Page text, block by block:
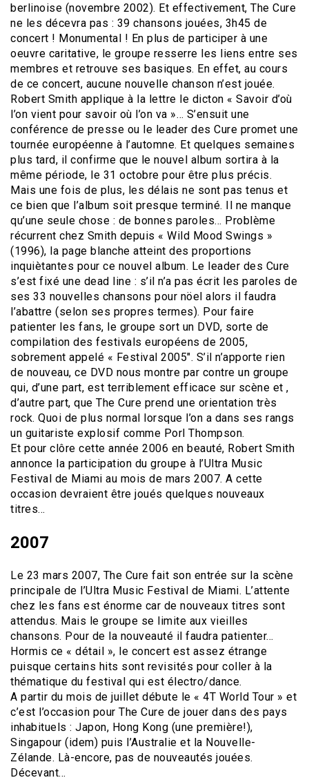
berlinoise (novembre 2002). Et effectivement, The Cure
ne les décevra pas : 39 chansons jouées, 3h45 de
concert ! Monumental ! En plus de participer à une
oeuvre caritative, le groupe resserre les liens entre ses
membres et retrouve ses basiques. En effet, au cours
de ce concert, aucune nouvelle chanson n’est jouée.
Robert Smith applique à la lettre le dicton « Savoir d’où
l’on vient pour savoir où l’on va »… S’ensuit une
conférence de presse ou le leader des Cure promet une
tournée européenne à l’automne. Et quelques semaines
plus tard, il confirme que le nouvel album sortira à la
même période, le 31 octobre pour être plus précis.
Mais une fois de plus, les délais ne sont pas tenus et
ce bien que l’album soit presque terminé. Il ne manque
qu’une seule chose : de bonnes paroles… Problème
récurrent chez Smith depuis « Wild Mood Swings »
(1996), la page blanche atteint des proportions
inquiètantes pour ce nouvel album. Le leader des Cure
s’est fixé une dead line : s’il n’a pas écrit les paroles de
ses 33 nouvelles chansons pour nöel alors il faudra
l’abattre (selon ses propres termes). Pour faire
patienter les fans, le groupe sort un DVD, sorte de
compilation des festivals européens de 2005,
sobrement appelé « Festival 2005″. S’il n’apporte rien
de nouveau, ce DVD nous montre par contre un groupe
qui, d’une part, est terriblement efficace sur scène et ,
d’autre part, que The Cure prend une orientation très
rock. Quoi de plus normal lorsque l’on a dans ses rangs
un guitariste explosif comme Porl Thompson.
Et pour clôre cette année 2006 en beauté, Robert Smith
annonce la participation du groupe à l’Ultra Music
Festival de Miami au mois de mars 2007. A cette
occasion devraient être joués quelques nouveaux
titres…
2007
Le 23 mars 2007, The Cure fait son entrée sur la scène
principale de l’Ultra Music Festival de Miami. L’attente
chez les fans est énorme car de nouveaux titres sont
attendus. Mais le groupe se limite aux vieilles
chansons. Pour de la nouveauté il faudra patienter…
Hormis ce « détail », le concert est assez étrange
puisque certains hits sont revisités pour coller à la
thématique du festival qui est électro/dance.
A partir du mois de juillet débute le « 4T World Tour » et
c’est l’occasion pour The Cure de jouer dans des pays
inhabituels : Japon, Hong Kong (une première!),
Singapour (idem) puis l’Australie et la Nouvelle-
Zélande. Là-encore, pas de nouveautés jouées.
Décevant…